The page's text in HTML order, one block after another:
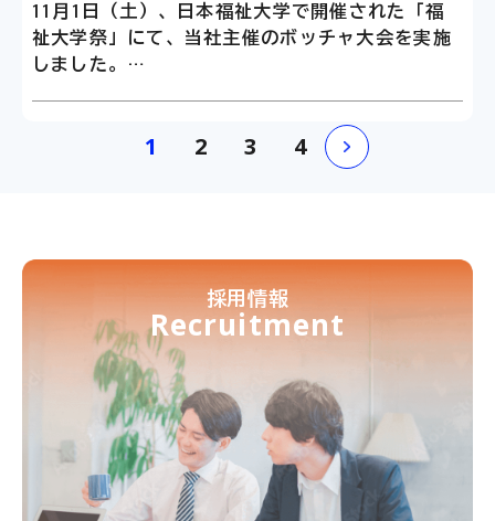
11月1日（土）、日本福祉大学で開催された「福
祉大学祭」にて、当社主催のボッチャ大会を実施
しました。
世代の方々が熱戦を繰り広げました。
1 2 3 4
11月1日（土）、日本福祉大学で開催
祉大学祭」にて、当社主催のボッチ
世代の方々が熱戦を繰り広げました。
採用情報
Recruitment